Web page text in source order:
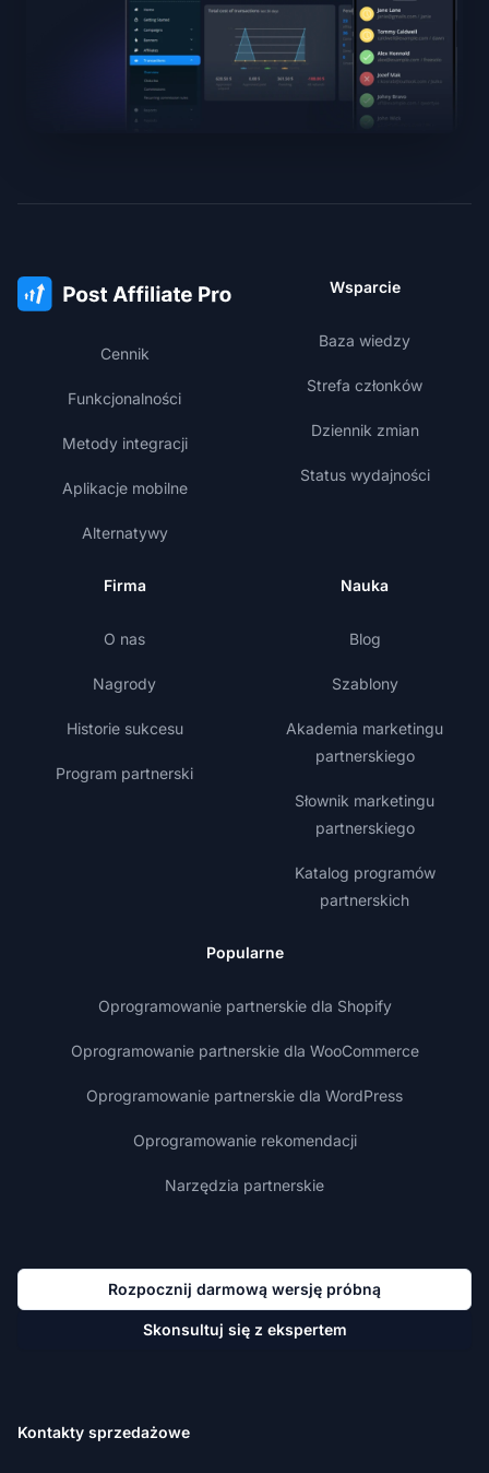
Cennik
Funkcjonalności
Metody integracji
Aplikacje mobilne
Alternatywy
Wsparcie
Baza wiedzy
Strefa członków
Dziennik zmian
Status wydajności
Firma
O nas
Nagrody
Historie sukcesu
Program partnerski
Nauka
Blog
Szablony
Akademia marketingu
partnerskiego
Słownik marketingu
partnerskiego
Katalog programów
partnerskich
Popularne
Oprogramowanie partnerskie dla Shopify
Oprogramowanie partnerskie dla WooCommerce
Oprogramowanie partnerskie dla WordPress
Oprogramowanie rekomendacji
Narzędzia partnerskie
Rozpocznij darmową wersję próbną
Skonsultuj się z ekspertem
Kontakty sprzedażowe